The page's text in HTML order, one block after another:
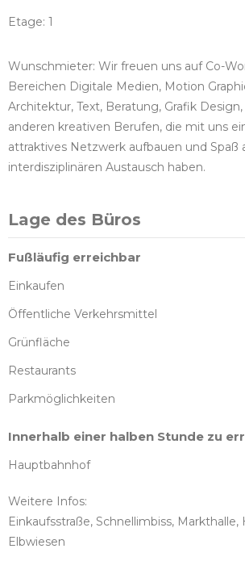
Etage: 1
Wunschmieter: Wir freuen uns auf Co-
Bereichen Digitale Medien, Motion
Architektur, Text, Beratung, Grafik
anderen kreativen Berufen, die mit uns
attraktives Netzwerk aufbauen und Spaß
interdisziplinären Austausch haben.
Lage des Büros
Fußläufig erreichbar
Einkaufen
Öffentliche Verkehrsmittel
Grünfläche
Restaurants
Parkmöglichkeiten
Innerhalb einer halben Stunde zu
Hauptbahnhof
Weitere Infos:
Einkaufsstraße, Schnellimbiss,
Elbwiesen